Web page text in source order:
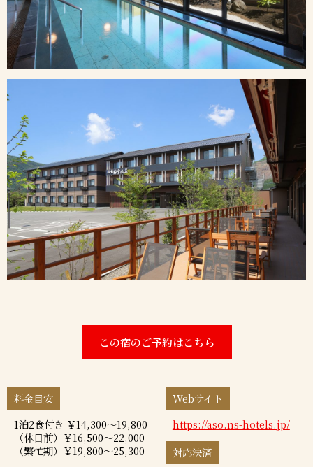
この宿のご予約はこちら
料金目安
1泊2食付き ￥14,300～19,800
（休日前）￥16,500～22,000
（繁忙期）￥19,800～25,300
Webサイト
https://aso.ns-hotels.jp/
対応決済